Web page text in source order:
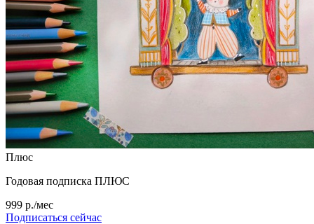
Плюс
Годовая подписка ПЛЮС
999 р./мес
Подписаться сейчас